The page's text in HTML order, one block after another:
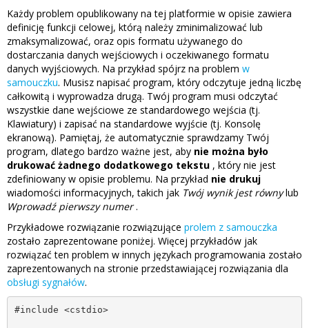
Każdy problem opublikowany na tej platformie w opisie zawiera
definicję funkcji celowej, którą należy zminimalizować lub
zmaksymalizować, oraz opis formatu używanego do
dostarczania danych wejściowych i oczekiwanego formatu
danych wyjściowych. Na przykład spójrz na problem w
samouczku. Musisz napisać program, który odczytuje jedną liczbę
całkowitą i wyprowadza drugą. Twój program musi odczytać
wszystkie dane wejściowe ze standardowego wejścia (tj.
Klawiatury) i zapisać na standardowe wyjście (tj. Konsolę
ekranową). Pamiętaj, że automatycznie sprawdzamy Twój
program, dlatego bardzo ważne jest, aby nie można było
drukować żadnego dodatkowego tekstu , który nie jest
zdefiniowany w opisie problemu. Na przykład nie drukuj
wiadomości informacyjnych, takich jak Twój wynik jest równylub
Wprowadź pierwszy numer.
Przykładowe rozwiązanie rozwiązujące prolem z samouczka
zostało zaprezentowane poniżej. Więcej przykładów jak
rozwiązać ten problem w innych językach programowania zostało
zaprezentowanych na stronie przedstawiającej rozwiązania dla
obsługi sygnałów.
#include <cstdio>